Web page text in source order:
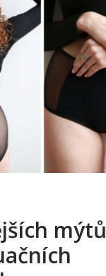
mýtů